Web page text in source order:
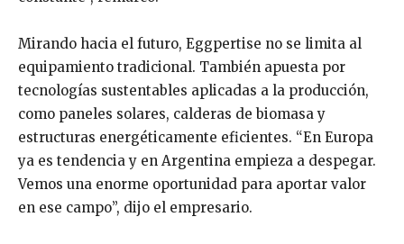
Mirando hacia el futuro, Eggpertise no se limita al
equipamiento tradicional. También apuesta por
tecnologías sustentables aplicadas a la producción,
como paneles solares, calderas de biomasa y
estructuras energéticamente eficientes. “En Europa
ya es tendencia y en Argentina empieza a despegar.
Vemos una enorme oportunidad para aportar valor
en ese campo”, dijo el empresario.